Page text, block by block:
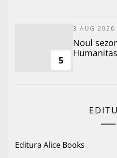
5
3 AUG 2026
​Noul
Editura Alice Books